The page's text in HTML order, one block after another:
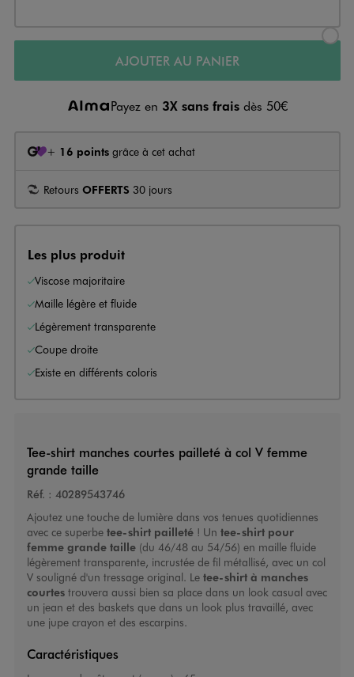
AJOUTER AU PANIER
Payez en 3X sans frais dès 50€
+ 16 points grâce à cet achat
Retours OFFERTS 30 jours
Les plus produit
Viscose majoritaire
Maille légère et fluide
Légèrement transparente
Coupe droite
Existe en différents coloris
Tee-shirt manches courtes pailleté à col V femme
grande taille
Réf. : 40289543746
Ajoutez une touche de lumière dans vos tenues quotidiennes
avec ce superbe tee-shirt pailleté! Un tee-shirt pour
femme grande taille(du 46/48 au 54/56) en maille fluide
légèrement transparente, incrustée de fil métallisé, avec un col
V souligné d'un tressage original. Le tee-shirt à manches
courtestrouvera aussi bien sa place dans un look casual avec
un jean et des baskets que dans un look plus travaillé, avec
une jupe crayon et des escarpins.
Caractéristiques